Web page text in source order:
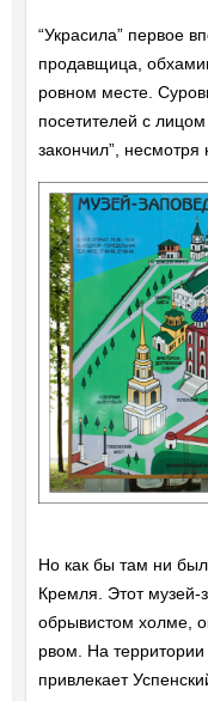
“Украсила” первое
продавщица,
ровном месте.
посетителей с
закончил”,
Но как бы там ни
Кремля. Этот музей-
обрывистом холме,
рвом. На
привлекает